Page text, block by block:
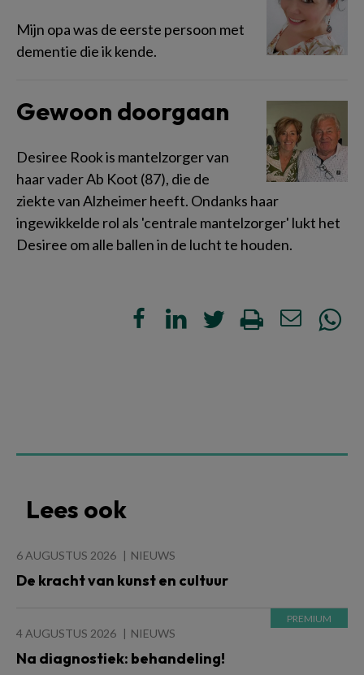
Mijn opa was de eerste persoon met
dementie die ik kende.
Gewoon doorgaan
Desiree Rook is mantelzorger van
haar vader Ab Koot (87), die de
ziekte van Alzheimer heeft. Ondanks haar
ingewikkelde rol als 'centrale mantelzorger' lukt het
Desiree om alle ballen in de lucht te houden.
Lees ook
6 AUGUSTUS 2026 NIEUWS
De kracht van kunst en cultuur
4 AUGUSTUS 2026 NIEUWS
Na diagnostiek: behandeling!